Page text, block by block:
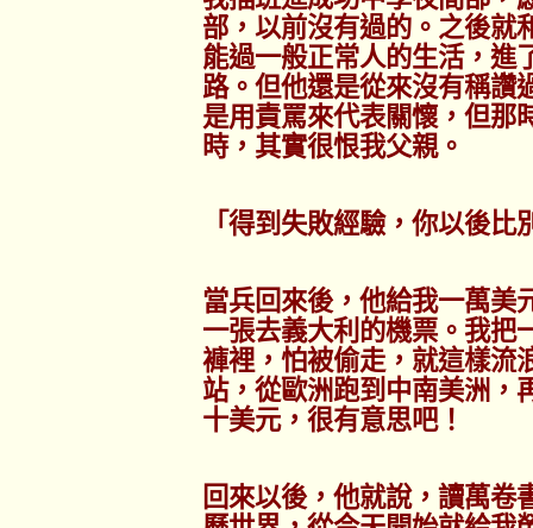
部，以前沒有過的。之後就
能過一般正常人的生活，進
路。但他還是從來沒有稱讚
是用責罵來代表關懷，但那
時，其實很恨我父親。
「得到失敗經驗，你以後
當兵回來後，他給我一萬美
一張去義大利的機票。我把
褲裡，怕被偷走，就這樣流
站，從歐洲跑到中南美洲，
十美元，很有意思吧！
回來以後，他就說，讀萬卷